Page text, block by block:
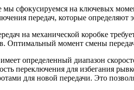
мы сфокусируемся на ключевых
передач, которые определяют
на механической коробке
Оптимальный момент смены
определенный диапазон
переключения для избегания
для новой передачи. Это